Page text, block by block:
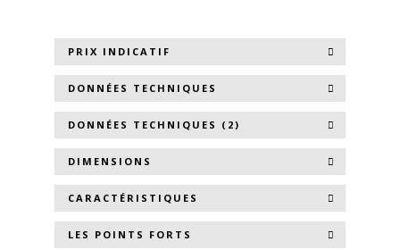
PRIX INDICATIF
DONNÉES TECHNIQUES
DONNÉES TECHNIQUES (2)
DIMENSIONS
CARACTÉRISTIQUES
LES POINTS FORTS